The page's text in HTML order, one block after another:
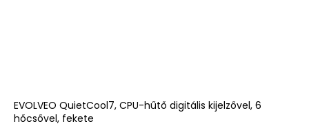
EVOLVEO QuietCool7, CPU-hűtő digitális kijelzővel, 6
hőcsővel, fekete